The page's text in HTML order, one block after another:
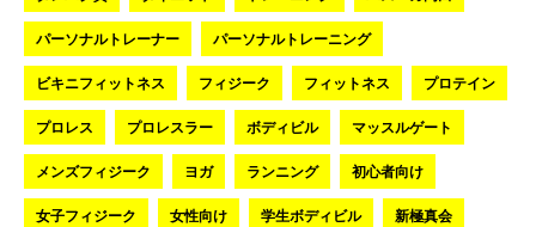
パーソナルトレーナー パーソナルトレーニング
ビキニフィットネス フィジーク フィットネス プロテイン
プロレス プロレスラー ボディビル マッスルゲート
メンズフィジーク ヨガ ランニング 初心者向け
女子フィジーク 女性向け 学生ボディビル 新極真会